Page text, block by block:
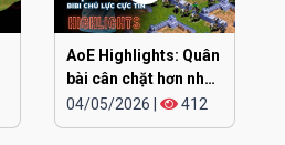
AoE Highlights: Quân
bài cân chặt hơn nhau
ở đúng cái đầu
04/05/2026 412